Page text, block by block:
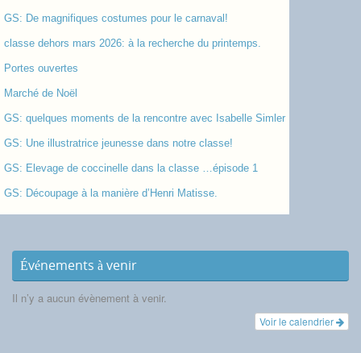
GS: De magnifiques costumes pour le carnaval!
classe dehors mars 2026: à la recherche du printemps.
Portes ouvertes
Marché de Noël
GS: quelques moments de la rencontre avec Isabelle Simler
GS: Une illustratrice jeunesse dans notre classe!
GS: Elevage de coccinelle dans la classe …épisode 1
GS: Découpage à la manière d’Henri Matisse.
Événements à venir
Il n’y a aucun évènement à venir.
Voir le calendrier